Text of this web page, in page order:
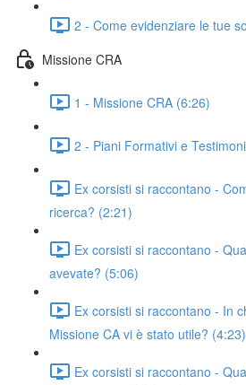
2 - Come evidenziare le tue
Missione CRA
1 - Missione CRA (6:26)
2 - Piani Formativi e
Ex corsisti si raccontano -
ricerca? (2:21)
Ex corsisti si raccontano -
avevate? (5:06)
Ex corsisti si raccontano - In
Missione CA vi è stato utile? (4:23)
Ex corsisti si raccontano -